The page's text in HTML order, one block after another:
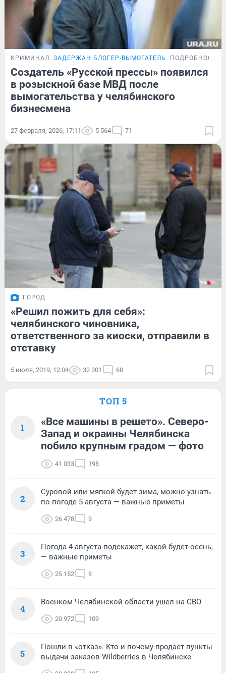
КРИМИНАЛ ЗАДЕРЖАН БЛОГЕР-ВЫМОГАТЕЛЬ ПОДРОБНОСТИ
Создатель «Русской прессы» появился
в розыскной базе МВД после
вымогательства у челябинского
бизнесмена
27 февраля, 2026, 17:11 5 564 71
ГОРОД
«Решил пожить для себя»:
челябинского чиновника,
ответственного за киоски, отправили в
отставку
5 июля, 2019, 12:04 32 301 68
ТОП 5
1
«Все машины в решето». Северо-
Запад и окраины Челябинска
побило крупным градом — фото
41 033 198
2
Суровой или мягкой будет зима, можно узнать
по погоде 5 августа — важные приметы
26 478 9
3
Погода 4 августа подскажет, какой будет осень,
— важные приметы
25 152 8
4
Военком Челябинской области ушел на СВО
20 972 109
5
Пошли в «отказ». Кто и почему продает пункты
выдачи заказов Wildberries в Челябинске